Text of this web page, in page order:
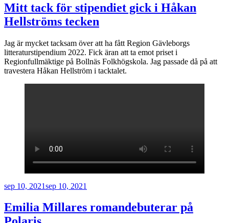
Mitt tack för stipendiet gick i Håkan
Hellströms tecken
Jag är mycket tacksam över att ha fått Region Gävleborgs
litteraturstipendium 2022. Fick äran att ta emot priset i
Regionfullmäktige på Bollnäs Folkhögskola. Jag passade då på att
travestera Håkan Hellström i tacktalet.
Publicerat
sep 10, 2021sep 10, 2021
Emilia Millares romandebuterar på